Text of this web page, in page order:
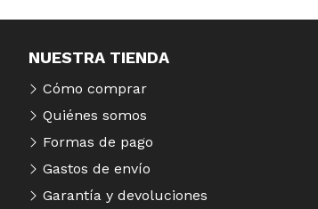
NUESTRA TIENDA
Cómo comprar
Quiénes somos
Formas de pago
Gastos de envío
Garantía y devoluciones